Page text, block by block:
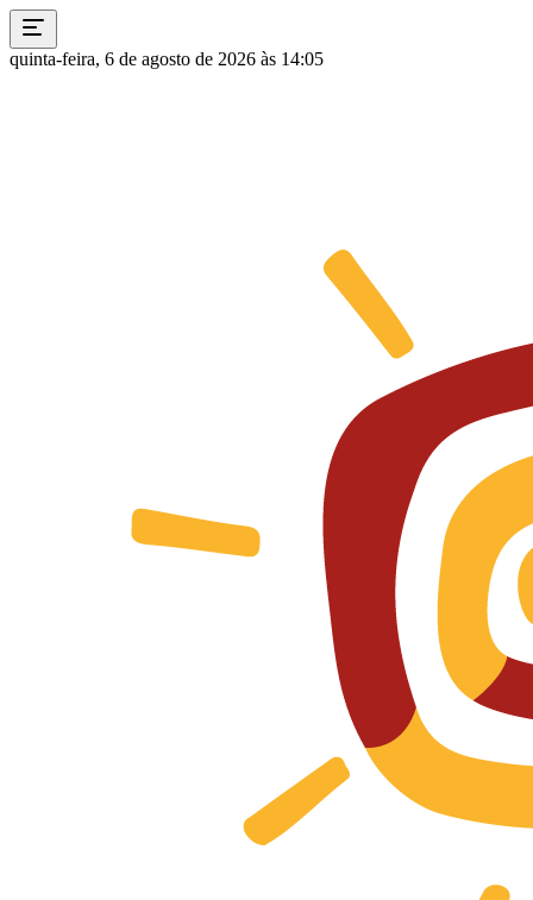
quinta-feira, 6 de agosto de 2026 às 14:05